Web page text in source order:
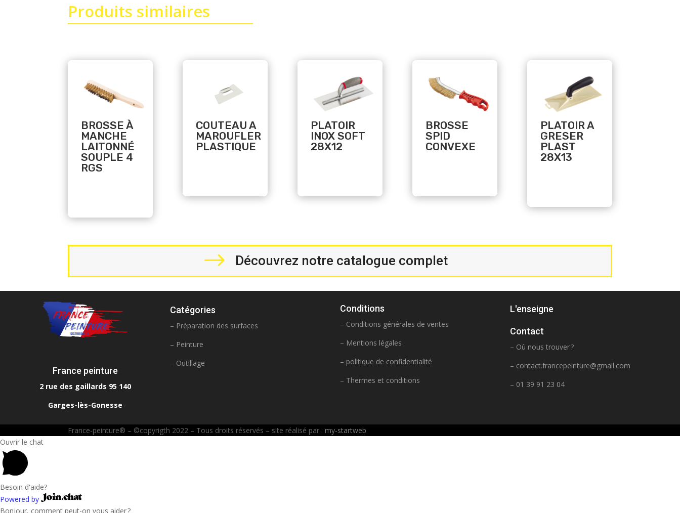
Produits similaires
BROSSE À
MANCHE
LAITONNÉ
SOUPLE 4
RGS
COUTEAU A
MAROUFLER
PLASTIQUE
PLATOIR
INOX SOFT
28X12
BROSSE
SPID
CONVEXE
PLATOIR A
GRESER
PLAST
28X13
$ Découvrez notre catalogue complet
France peinture
2 rue des gaillards 95 140
Garges-lès-Gonesse
Catégories
– Préparation des surfaces
– Peinture
– Outillage
Conditions
– Conditions générales de ventes
– Mentions légales
– politique de confidentialité
– Thermes et conditions
L'enseigne
Contact
– Où nous trouver ?
– contact.francepeinture@gmail.com
– 01 39 91 23 04
France-peinture® – ©copyrigth 2022 – Tous droits réservés – site réalisé par : my-startweb
Ouvrir le chat
Besoin d'aide?
Powered by
Bonjour, comment peut-on vous aider ?